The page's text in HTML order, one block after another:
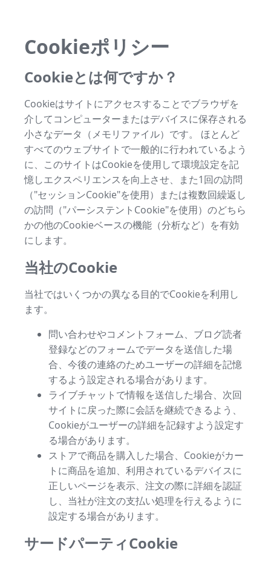
Cookieポリシー
Cookieとは何ですか？
Cookieはサイトにアクセスすることでブラウザを
介してコンピューターまたはデバイスに保存される
小さなデータ（メモリファイル）です。 ほとんど
すべてのウェブサイトで一般的に行われているよう
に、このサイトはCookieを使用して環境設定を記
憶しエクスペリエンスを向上させ、また1回の訪問
（"セッションCookie"を使用）または複数回繰返し
の訪問（"パーシステントCookie"を使用）のどちら
かの他のCookieベースの機能（分析など）を有効
にします。
当社のCookie
当社ではいくつかの異なる目的でCookieを利用し
ます。
問い合わせやコメントフォーム、ブログ読者
登録などのフォームでデータを送信した場
合、今後の連絡のためユーザーの詳細を記憶
するよう設定される場合があります。
ライブチャットで情報を送信した場合、次回
サイトに戻った際に会話を継続できるよう、
Cookieがユーザーの詳細を記録すよう設定す
る場合があります。
ストアで商品を購入した場合、Cookieがカー
トに商品を追加、利用されているデバイスに
正しいページを表示、注文の際に詳細を認証
し、当社が注文の支払い処理を行えるように
設定する場合があります。
サードパーティCookie